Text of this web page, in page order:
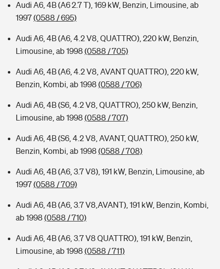
Audi A6, 4B (A6 2.7 T), 169 kW, Benzin, Limousine, ab
1997(0588 / 695)
Audi A6, 4B (A6, 4.2 V8, QUATTRO), 220 kW, Benzin,
Limousine, ab 1998 (0588 / 705)
Audi A6, 4B (A6, 4.2 V8, AVANT QUATTRO), 220 kW,
Benzin, Kombi, ab 1998 (0588 / 706)
Audi A6, 4B (S6, 4.2 V8, QUATTRO), 250 kW, Benzin,
Limousine, ab 1998 (0588 / 707)
Audi A6, 4B (S6, 4.2 V8, AVANT, QUATTRO), 250 kW,
Benzin, Kombi, ab 1998 (0588 / 708)
Audi A6, 4B (A6, 3.7 V8), 191 kW, Benzin, Limousine, ab
1997(0588 / 709)
Audi A6, 4B (A6, 3.7 V8,AVANT), 191 kW, Benzin, Kombi,
ab 1998 (0588 / 710)
Audi A6, 4B (A6, 3.7 V8 QUATTRO), 191 kW, Benzin,
Limousine, ab 1998 (0588 / 711)